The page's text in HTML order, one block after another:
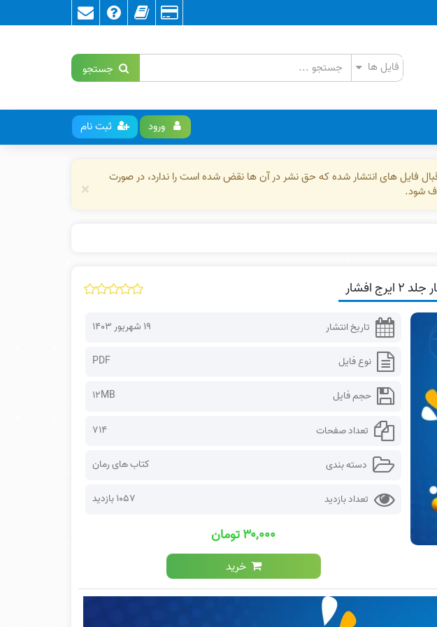
جستجو
ورود ثبت نام
فایل های انتشار شده که حق نشر در آن ها نقض شده است را ندارد، در صورت
شود.
×
افشار
تاریخ انتشار ۱۹ شهریور ۱۴۰۳
نوع فایل PDF
حجم فایل 12MB
تعداد صفحات 714
دسته بندی کتاب های رمان
تعداد بازدید 1057 بازدید
۳۰,۰۰۰ تومان
خرید